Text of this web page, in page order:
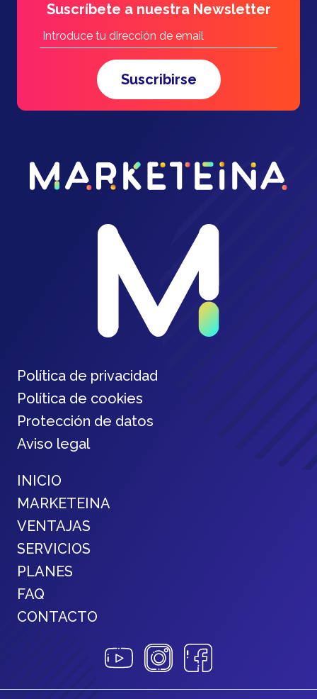
Suscríbete a nuestra Newsletter
Suscribirse
Política de privacidad
Política de cookies
Protección de datos
Aviso legal
INICIO
MARKETEINA
VENTAJAS
SERVICIOS
PLANES
FAQ
CONTACTO